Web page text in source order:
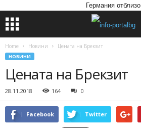
Германия отблизо
Home Новини Цената на Брекзит
НОВИНИ
Цената на Брекзит
28.11.2018 164 0
Facebook Twitter